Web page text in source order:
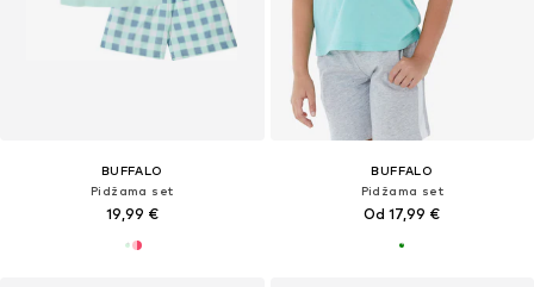
BUFFALO
Pidžama set
19,99 €
BUFFALO
Pidžama set
Od 17,99 €